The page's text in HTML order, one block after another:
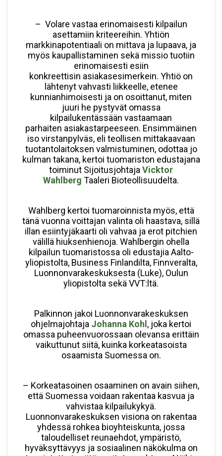
– Volare vastaa erinomaisesti kilpailun
asettamiin kriteereihin. Yhtiön
markkinapotentiaali on mittava ja lupaava, ja
myös kaupallistaminen sekä missio tuotiin
erinomaisesti esiin
konkreettisin asiakasesimerkein. Yhtiö on
lähtenyt vahvasti liikkeelle, etenee
kunnianhimoisesti ja on osoittanut, miten
juuri he pystyvät omassa
kilpailukentässään vastaamaan
parhaiten asiakastarpeeseen. Ensimmäinen
iso virstanpylväs, eli teollisen mittakaavaan
tuotantolaitoksen valmistuminen, odottaa jo
kulman takana, kertoi tuomariston edustajana
toiminut SijoitusjohtajaVicktor
Wahlberg Taaleri Bioteollisuudelta.
Wahlberg kertoi tuomaroinnista myös, että
tänä vuonna voittajan valinta oli haastava, sillä
illan esiintyjäkaarti oli vahvaa ja erot pitchien
välillä hiuksenhienoja. Wahlbergin ohella
kilpailun tuomaristossa oli edustajia Aalto-
yliopistolta, Business Finlandilta, Finnveralta,
Luonnonvarakeskuksesta (Luke), Oulun
yliopistolta sekä VVT:ltä.
Palkinnon jakoi Luonnonvarakeskuksen
ohjelmajohtaja Johanna Kohl , joka kertoi
omassa puheenvuorossaan olevansa erittäin
vaikuttunut siitä, kuinka korkeatasoista
osaamista Suomessa on.
– Korkeatasoinen osaaminen on avain siihen,
että Suomessa voidaan rakentaa kasvua ja
vahvistaa kilpailukykyä.
Luonnonvarakeskuksen visiona on rakentaa
yhdessä rohkea bioyhteiskunta, jossa
taloudelliset reunaehdot, ympäristö,
hyväksyttävyys ja sosiaalinen näkökulma on